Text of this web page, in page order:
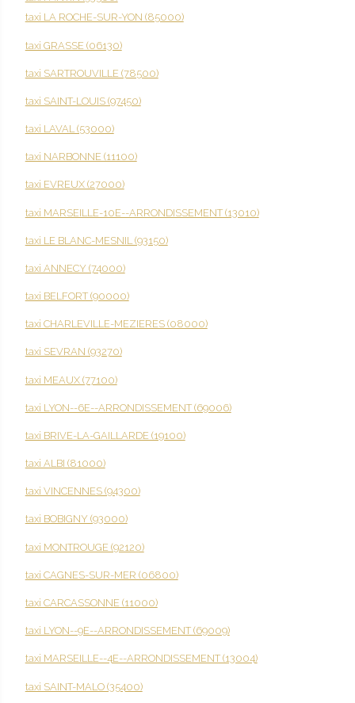
taxi LA ROCHE-SUR-YON (85000)
taxi GRASSE (06130)
taxi SARTROUVILLE (78500)
taxi SAINT-LOUIS (97450)
taxi LAVAL (53000)
taxi NARBONNE (11100)
taxi EVREUX (27000)
taxi MARSEILLE-10E--ARRONDISSEMENT (13010)
taxi LE BLANC-MESNIL (93150)
taxi ANNECY (74000)
taxi BELFORT (90000)
taxi CHARLEVILLE-MEZIERES (08000)
taxi SEVRAN (93270)
taxi MEAUX (77100)
taxi LYON--6E--ARRONDISSEMENT (69006)
taxi BRIVE-LA-GAILLARDE (19100)
taxi ALBI (81000)
taxi VINCENNES (94300)
taxi BOBIGNY (93000)
taxi MONTROUGE (92120)
taxi CAGNES-SUR-MER (06800)
taxi CARCASSONNE (11000)
taxi LYON--9E--ARRONDISSEMENT (69009)
taxi MARSEILLE--4E--ARRONDISSEMENT (13004)
taxi SAINT-MALO (35400)